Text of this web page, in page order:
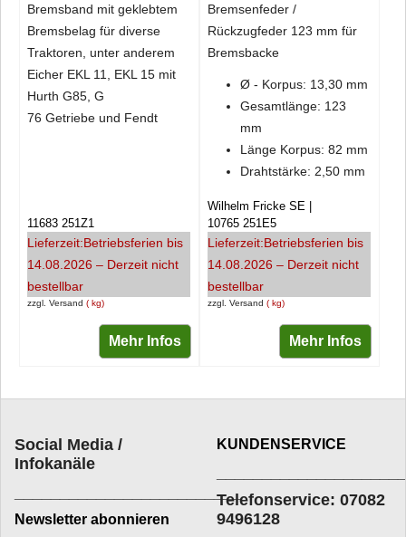
Bremsband mit geklebtem
Bremsbelag für diverse
Traktoren, unter anderem
Eicher EKL 11, EKL 15 mit
Hurth G85, G
76 Getriebe und Fendt
zzgl. Versand kg
11683 251Z1
Lieferzeit:Betriebsferien bis
14.08.2026 – Derzeit nicht
bestellbar
Mehr Infos
Bremsenfeder /
Rückzugfeder 123 mm für
Bremsbacke
Ø - Korpus: 13,30 mm
Gesamtlänge: 123
mm
Länge Korpus: 82 mm
Drahtstärke: 2,50 mm
zzgl. Versand kg
Wilhelm Fricke SE
10765 251E5
Lieferzeit:Betriebsferien bis
14.08.2026 – Derzeit nicht
bestellbar
Mehr Infos
Social Media /
Infokanäle
_________________________
Newsletter abonnieren
KUNDENSERVICE
Telefonservice: 07082
9496128